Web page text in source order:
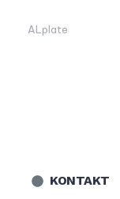
ALplate
KONTAKT